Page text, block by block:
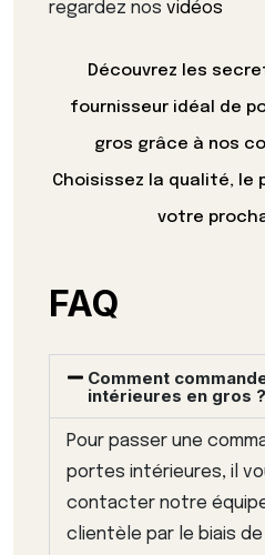
regardez nos vidéos
Découvrez les
fournisseur idéal de
gros grâce à nos
Choisissez la qualité, le
votre
FAQ
Comment
intérieures en gros ?
Pour passer une
portes intérieures, il
contacter notre
clientèle par le biais